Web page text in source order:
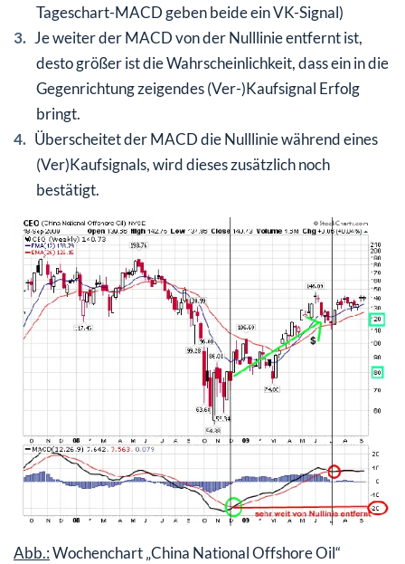
Tageschart-MACD geben beide ein VK-Signal)
Je weiter der MACD von der Nulllinie entfernt ist,
desto größer ist die Wahrscheinlichkeit, dass ein in die
Gegenrichtung zeigendes (Ver-)Kaufsignal Erfolg
bringt.
Überscheitet der MACD die Nulllinie während eines
(Ver)Kaufsignals, wird dieses zusätzlich noch
bestätigt.
Abb.:Wochenchart „China National Offshore Oil“